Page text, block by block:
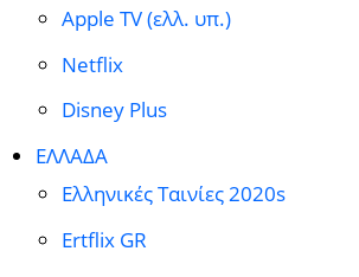
Apple TV (ελλ. υπ.)
Netflix
Disney Plus
ΕΛΛΑΔΑ
Ελληνικές Ταινίες 2020s
Ertflix GR